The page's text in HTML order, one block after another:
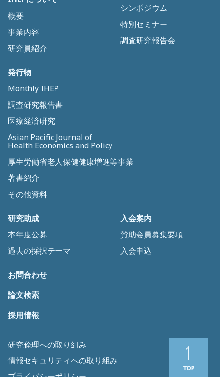
概要
事業内容
研究員紹介
シンポジウム
特別セミナー
調査研究報告会
発行物
Monthly IHEP
調査研究報告書
医療経済研究
Asian Pacific Journal of
Health Economics and Policy
厚生労働省老人保健健康増進等事業
著書紹介
その他資料
研究助成
本年度公募
過去の採択テーマ
入会案内
賛助会員募集要項
入会申込
お問合わせ
論文検索
採用情報
研究倫理への取り組み
情報セキュリティへの取り組み